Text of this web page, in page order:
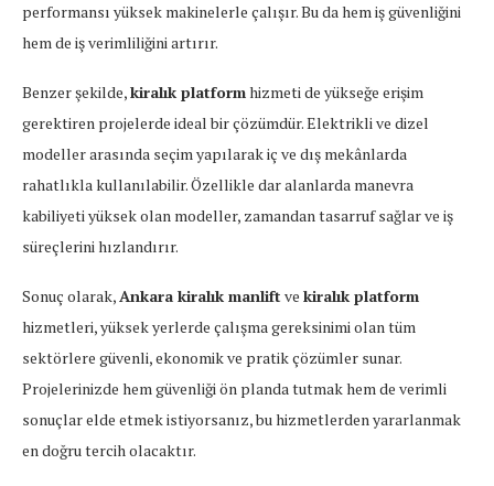
performansı yüksek makinelerle çalışır. Bu da hem iş güvenliğini
hem de iş verimliliğini artırır.
Benzer şekilde,kiralık platformhizmeti de yükseğe erişim
gerektiren projelerde ideal bir çözümdür. Elektrikli ve dizel
modeller arasında seçim yapılarak iç ve dış mekânlarda
rahatlıkla kullanılabilir. Özellikle dar alanlarda manevra
kabiliyeti yüksek olan modeller, zamandan tasarruf sağlar ve iş
süreçlerini hızlandırır.
Sonuç olarak,Ankara kiralık manlift ve kiralık platform
hizmetleri, yüksek yerlerde çalışma gereksinimi olan tüm
sektörlere güvenli, ekonomik ve pratik çözümler sunar.
Projelerinizde hem güvenliği ön planda tutmak hem de verimli
sonuçlar elde etmek istiyorsanız, bu hizmetlerden yararlanmak
en doğru tercih olacaktır.